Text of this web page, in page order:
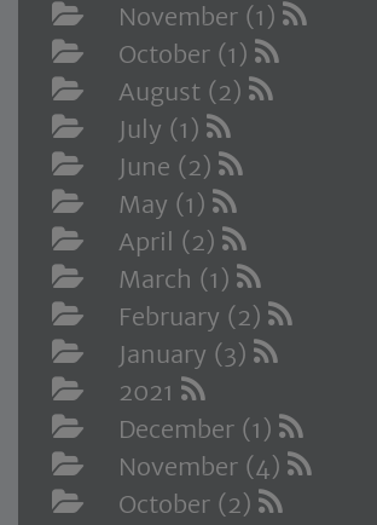
November (1)
October (1)
August (2)
July (1)
June (2)
May (1)
April (2)
March (1)
February (2)
January (3)
2021
December (1)
November (4)
October (2)